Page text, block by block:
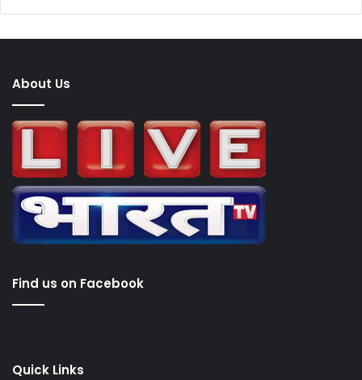
About Us
Find us on Facebook
Quick Links